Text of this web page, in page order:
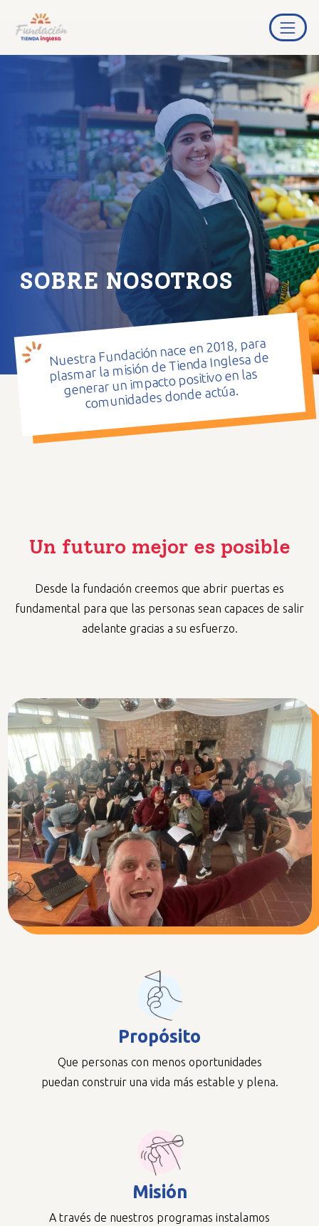
SOBRE NOSOTROS
Nuestra Fundación nace en 2018, para
plasmar la misión de Tienda Inglesa de
generar un impacto positivo en las
comunidades donde actúa.
Un futuro mejor es posible
Desde la fundación creemos que abrir puertas es
fundamental para que las personas sean capaces de salir
adelante gracias a su esfuerzo.
Propósito
Que personas con menos oportunidades
puedan construir una vida más estable y plena.
Misión
A través de nuestros programas instalamos